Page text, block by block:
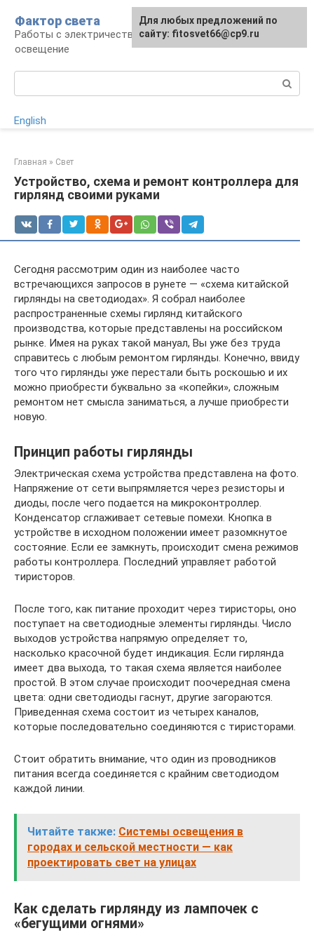
контенту
Фактор света
Работы с электричеством, электроприборы и
освещение
English
Главная » Свет
Устройство, схема и ремонт контроллера для
гирлянд своими руками
Сегодня рассмотрим один из наиболее часто
встречающихся запросов в рунете — «схема китайской
гирлянды на светодиодах». Я собрал наиболее
распространенные схемы гирлянд китайского
производства, которые представлены на российском
рынке. Имея на руках такой мануал, Вы уже без труда
справитесь с любым ремонтом гирлянды. Конечно, ввиду
того что гирлянды уже перестали быть роскошью и их
можно приобрести буквально за «копейки», сложным
ремонтом нет смысла заниматься, а лучше приобрести
новую.
Принцип работы гирлянды
Электрическая схема устройства представлена на фото.
Напряжение от сети выпрямляется через резисторы и
диоды, после чего подается на микроконтроллер.
Конденсатор сглаживает сетевые помехи. Кнопка в
устройстве в исходном положении имеет разомкнутое
состояние. Если ее замкнуть, происходит смена режимов
работы контроллера. Последний управляет работой
тиристоров.
После того, как питание проходит через тиристоры, оно
поступает на светодиодные элементы гирлянды. Число
выходов устройства напрямую определяет то,
насколько красочной будет индикация. Если гирлянда
имеет два выхода, то такая схема является наиболее
простой. В этом случае происходит поочередная смена
цвета: одни светодиоды гаснут, другие загораются.
Приведенная схема состоит из четырех каналов,
которые последовательно соединяются с тиристорами.
Стоит обратить внимание, что один из проводников
питания всегда соединяется с крайним светодиодом
каждой линии.
Читайте также: Системы освещения в
городах и сельской местности — как
проектировать свет на улицах
Как сделать гирлянду из лампочек с
«бегущими огнями»
Для любых предложений по
сайту: fitosvet66@cp9.ru